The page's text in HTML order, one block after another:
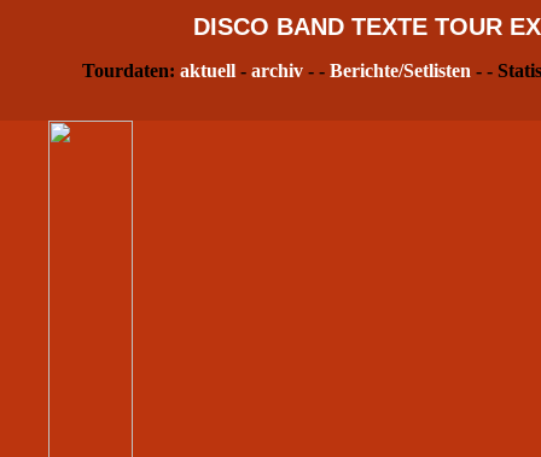
DISCO BAND TEXTE TOUR
Tourdaten: aktuell- archiv- - Berichte/Setlisten - -